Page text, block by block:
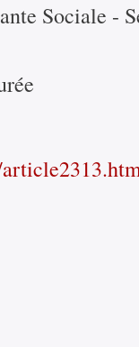
Sociale -